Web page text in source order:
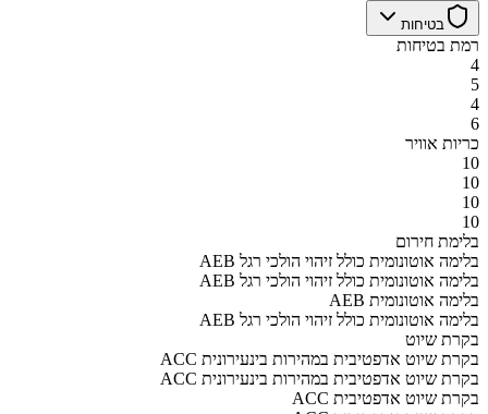
בטיחות
רמת בטיחות
4
5
4
6
כריות אוויר
10
10
10
10
בלימת חירום
AEB בלימה אוטונומית כולל זיהוי הולכי רגל
AEB בלימה אוטונומית כולל זיהוי הולכי רגל
AEB בלימה אוטונומית
AEB בלימה אוטונומית כולל זיהוי הולכי רגל
בקרת שיוט
ACC בקרת שיוט אדפטיבית במהירות בינעירונית
ACC בקרת שיוט אדפטיבית במהירות בינעירונית
ACC בקרת שיוט אדפטיבית